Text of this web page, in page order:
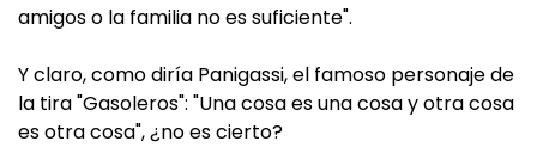
amigos o la familia no es suficiente".
Y claro, como diría Panigassi, el famoso personaje de
la tira "Gasoleros": "Una cosa es una cosa y otra cosa
es otra cosa", ¿no es cierto?